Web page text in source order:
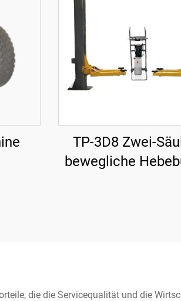
TP-3D8 Zwei-
bewegliche
die die Servicequalität und die